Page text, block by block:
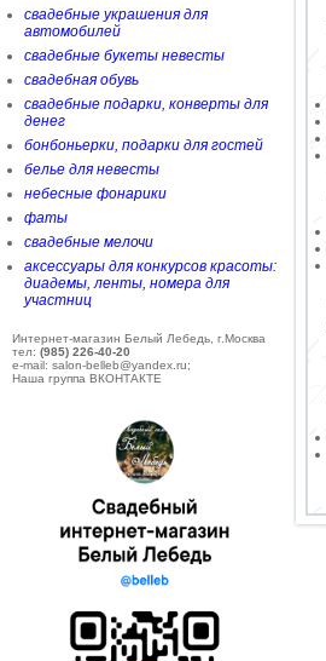
свадебные украшения для
автомобилей
свадебные букеты невесты
свадебная обувь
свадебные подарки, конверты для
денег
бонбоньерки, подарки для гостей
белье для невесты
небесные фонарики
фаты
свадебные мелочи
аксессуары для конкурсов красоты:
диадемы, ленты, номера для
участниц
Интернет-магазин Белый Лебедь, г.Москва
тел: (985) 226-40-20
e-mail: salon-belleb@yandex.ru;
Наша группа ВКОНТАКТЕ